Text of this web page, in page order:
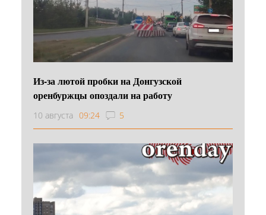
Из-за лютой пробки на Донгузской
оренбуржцы опоздали на работу
10 августа 09:24 5